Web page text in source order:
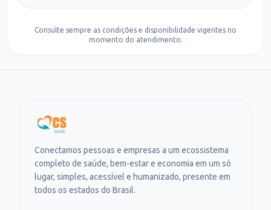
Consulte sempre as condições e disponibilidade vigentes no
momento do atendimento.
Conectamos pessoas e empresas a um ecossistema
completo de saúde, bem-estar e economia em um só
lugar, simples, acessível e humanizado, presente em
todos os estados do Brasil.